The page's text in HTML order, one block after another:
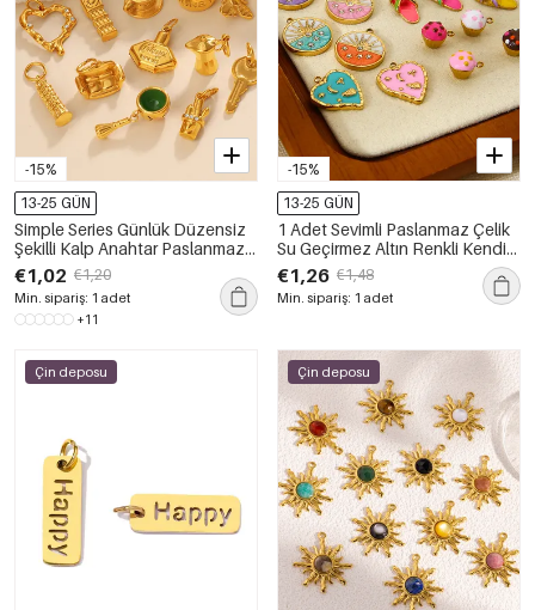
-15%
13-25 GÜN
Simple Series Günlük Düzensiz
Şekilli Kalp Anahtar Paslanmaz
Çelik Su Geçirmez Altın Renk
Rhinestone Unisex Kolye
€1,02 €1,20
Min. sipariş: 1 adet
+11
-15%
13-25 GÜN
1 Adet Sevimli Paslanmaz Çelik
Su Geçirmez Altın Renkli Kendin
Yap Kolye
€1,26 €1,48
Min. sipariş: 1 adet
Çin deposu Çin deposu